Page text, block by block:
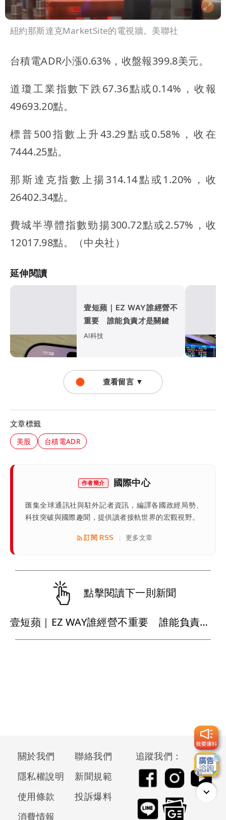
紐約那斯達克MarketSite的電視牆。美聯社
台積電ADR小漲0.63%，收盤報399.8美元。
道瓊工業指數下跌67.36點或0.14%，收報
49693.20點。
標普500指數上升43.29點或0.58%，收在
7444.25點。
那斯達克指數上揚314.14點或1.20%，收
26402.34點。
費城半導體指數勁揚300.72點或2.57%，收
12017.98點。（中央社）
延伸閱讀
壹短蘋｜EZ WAY誰經營不
重要 誰能負責才是關鍵
AI科技
查看留言 ▼
文章標籤
美股 台積電ADR
作者簡介 國際中心
匯集全球通訊社與駐外記者資訊，編譯各國政經局勢、
科技突破與國際趣聞，提供讀者接軌世界的宏觀視野。
訂閱 RSS 更多文章
點擊閱讀下一則新聞
壹短蘋｜EZ WAY誰經營不重要 誰能負責才是關鍵
關於我們
聯絡我們
隱私權說明
新聞規範
使用條款
投訴爆料
消費情報
追蹤我們：